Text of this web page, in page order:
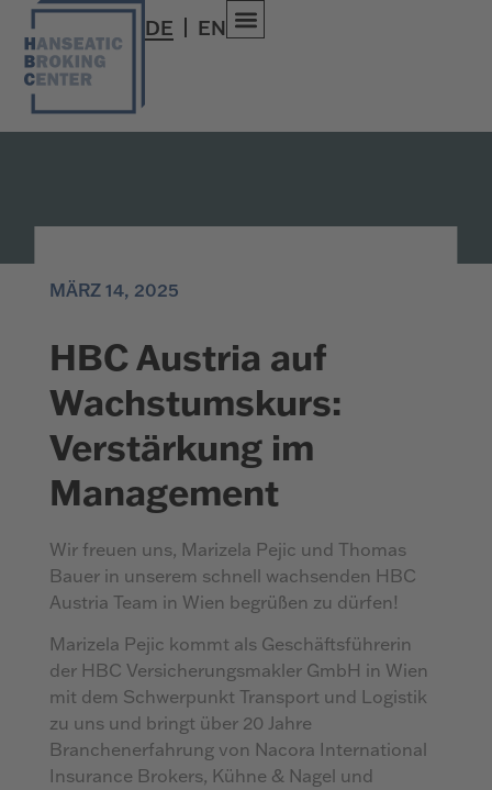
DE EN
MÄRZ 14, 2025
HBC Austria auf
Wachstumskurs:
Verstärkung im
Management
Wir freuen uns, Marizela Pejic und Thomas
Bauer in unserem schnell wachsenden HBC
Austria Team in Wien begrüßen zu dürfen!
Marizela Pejic kommt als Geschäftsführerin
der HBC Versicherungsmakler GmbH in Wien
mit dem Schwerpunkt Transport und Logistik
zu uns und bringt über 20 Jahre
Branchenerfahrung von Nacora International
Insurance Brokers, Kühne & Nagel und